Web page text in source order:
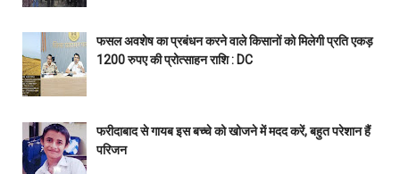
फसल अवशेष का प्रबंधन करने वाले किसानों को मिलेगी प्रति एकड़
1200 रुपए की प्रोत्साहन राशि : DC
फरीदाबाद से गायब इस बच्चे को खोजने में मदद करें, बहुत परेशान हैं
परिजन